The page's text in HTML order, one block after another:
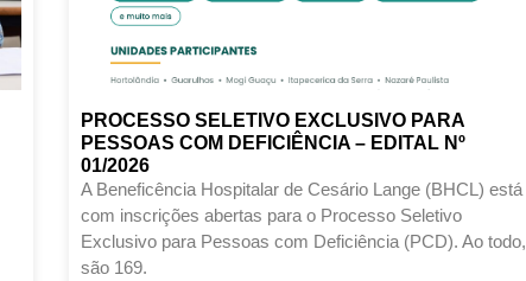
PROCESSO SELETIVO EXCLUSIVO PARA
PESSOAS COM DEFICIÊNCIA – EDITAL Nº
01/2026
A Beneficência Hospitalar de Cesário Lange (BHCL) está
com inscrições abertas para o Processo Seletivo
Exclusivo para Pessoas com Deficiência (PCD). Ao todo,
são 169.